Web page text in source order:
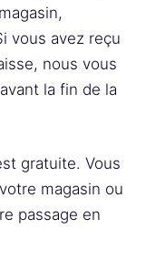
vous avez reçu
nous vous
la fin de la
gratuite. Vous
magasin ou
passage en